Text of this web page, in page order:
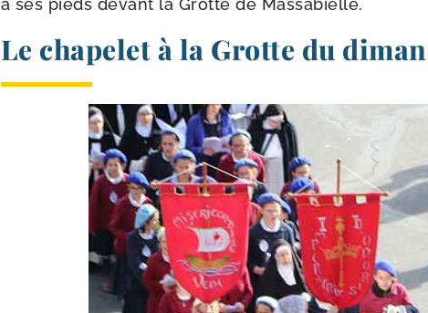
à ses pieds devant la Grotte de Massabielle.
Le chapelet à la Grotte du